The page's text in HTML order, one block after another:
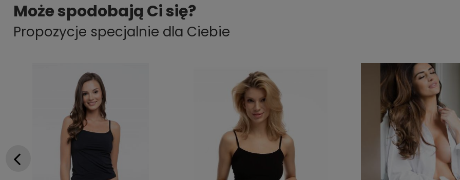
Może spodobają Ci się?
Propozycje specjalnie dla Ciebie